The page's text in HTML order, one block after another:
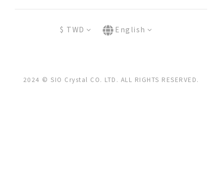
$ TWD English
2024 © SIO Crystal CO. LTD. ALL RIGHTS RESERVED.